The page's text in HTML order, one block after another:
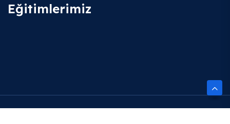
Eğitimlerimiz